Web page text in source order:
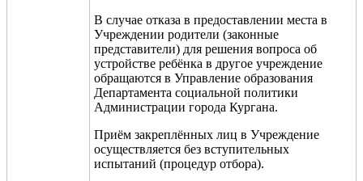
В случае отказа в предоставлении места в
Учреждении родители (законные
представители) для решения вопроса об
устройстве ребёнка в другое учреждение
обращаются в Управление образования
Департамента социальной политики
Администрации города Кургана.
Приём закреплённых лиц в Учреждение
осуществляется без вступительных
испытаний (процедур отбора).